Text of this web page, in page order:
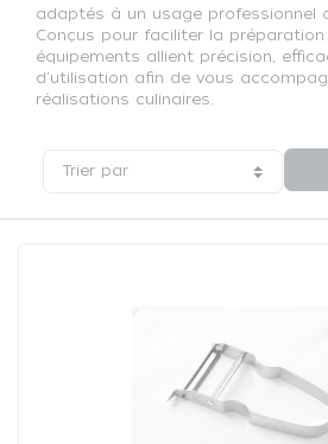
Ustensiles de découpe
adaptés à un usage professionnel
Conçus pour faciliter la
équipements allient précision,
d'utilisation afin de vous
réalisations culinaires.
Trier par